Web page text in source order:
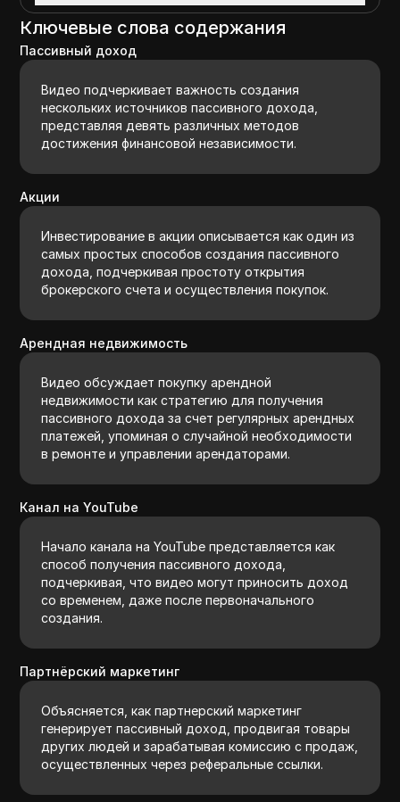
Ключевые слова содержания
Пассивный доход
Видео подчеркивает важность создания
нескольких источников пассивного дохода,
представляя девять различных методов
достижения финансовой независимости.
Акции
Инвестирование в акции описывается как один из
самых простых способов создания пассивного
дохода, подчеркивая простоту открытия
брокерского счета и осуществления покупок.
Арендная недвижимость
Видео обсуждает покупку арендной
недвижимости как стратегию для получения
пассивного дохода за счет регулярных арендных
платежей, упоминая о случайной необходимости
в ремонте и управлении арендаторами.
Канал на YouTube
Начало канала на YouTube представляется как
способ получения пассивного дохода,
подчеркивая, что видео могут приносить доход
со временем, даже после первоначального
создания.
Партнёрский маркетинг
Объясняется, как партнерский маркетинг
генерирует пассивный доход, продвигая товары
других людей и зарабатывая комиссию с продаж,
осуществленных через реферальные ссылки.